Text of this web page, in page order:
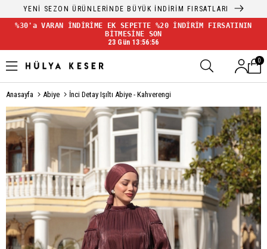
YENİ SEZON ÜRÜNLERİNDE BÜYÜK İNDİRİM FIRSATLARI
%30'a VARAN İNDİRİME EK SEPETTE %20 İNDİRİM FIRSATININ
BİTMESİNE SON
23 Gün 13:56:56
0
Anasayfa Abiye İnci Detay Işıltı Abiye - Kahverengi